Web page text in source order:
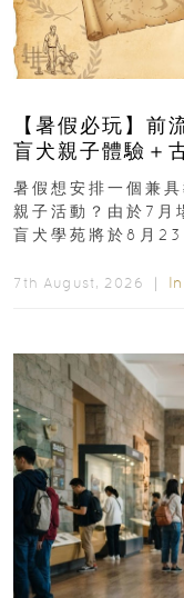
【暑假必玩】前
盲犬親子體驗
組免費名額
暑假想安排一個兼
親子活動？由於7月
盲犬學苑將於8月23
7th August, 2026 ｜ In